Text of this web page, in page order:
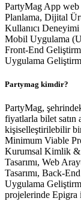
PartyMag App
Planlama, Dijital
Kullanıcı
Mobil Uygulama
Front-End
Uygulama
Partymag kimdir?
PartyMag,
fiyatlarla bilet satın
kişiselleştirilebilir
Minimum Viable
Kurumsal Kimlik &
Tasarımı, Web
Tasarımı, Back-
Uygulama
projelerinde Epigra